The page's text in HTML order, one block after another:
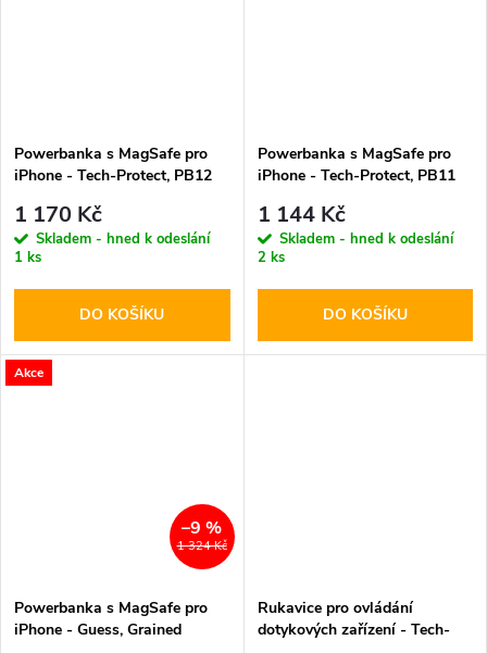
Powerbanka s MagSafe pro
iPhone - Tech-Protect, PB12
1 170 Kč
Skladem - hned k odeslání
1 ks
DO KOŠÍKU
Powerbanka s MagSafe pro
iPhone - Tech-Protect, PB11
1 144 Kč
Skladem - hned k odeslání
2 ks
DO KOŠÍKU
Akce
1 324 Kč
–9 %
Powerbanka s MagSafe pro
iPhone - Guess, Grained
Rukavice pro ovládání
dotykových zařízení - Tech-